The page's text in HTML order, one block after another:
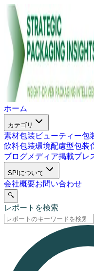
ホーム
カテゴリ
素材包装 ビューティー包
飲料包装環境配慮型包装
ブログメディア掲載プレ
SPIについて
会社概要お問い合わせ
🔍
レポートを検索